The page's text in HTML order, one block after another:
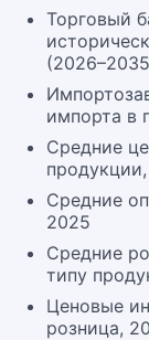
Торговый
импорта в
Средние
Средние
2025
Средние
типу
Ценовые
розница,